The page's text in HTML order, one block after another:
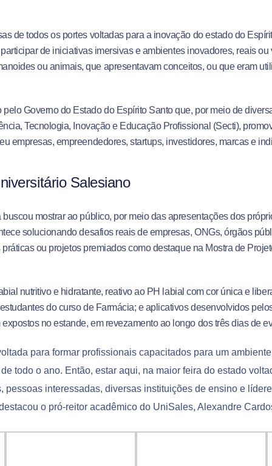
de todos os portes voltadas para a inovação do estado do
de iniciativas imersivas e ambientes inovadores, reais
ou animais, que apresentavam conceitos, ou que eram
Governo do Estado do Espírito Santo que, por meio de
Tecnologia, Inovação e Educação Profissional (Secti),
empresas, empreendedores, startups, investidores, marcas e
Salesiano
mostrar ao público, por meio das apresentações dos
solucionando desafios reais de empresas, ONGs, órgãos
ou projetos premiados como destaque na Mostra de
nutritivo e hidratante, reativo ao PH labial com cor única e
do curso de Farmácia; e aplicativos desenvolvidos
no estande, em revezamento ao longo dos três dias de
para formar profissionais capacitados para um
todo o ano. Então, estar aqui, na maior feira do estado
pessoas interessadas, diversas instituições de ensino e
o pró-reitor acadêmico do UniSales, Alexandre